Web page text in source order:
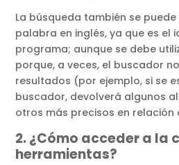
La búsqueda también se
palabra en inglés, ya que es el
programa; aunque se debe
porque, a veces, el buscador
resultados (por ejemplo, si se
buscador, devolverá algunos
otros más precisos en relación
2. ¿Cómo acceder a la
herramientas?